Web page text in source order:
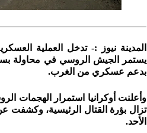
المدينة نيوز :- تدخل العملية
يستمر الجيش الروسي في محاولة
بدعم عسكري من الغرب.
وأعلنت أوكرانيا استمرار الهجمات
تزال بؤرة القتال الرئيسية، وكشفت
الأحد.